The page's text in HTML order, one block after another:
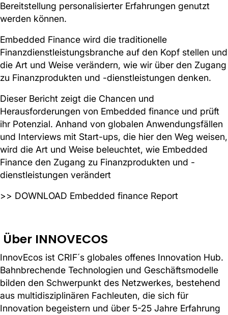
Bereitstellung personalisierter Erfahrungen genutzt
werden können.
Embedded Finance wird die traditionelle
Finanzdienstleistungsbranche auf den Kopf stellen und
die Art und Weise verändern, wie wir über den Zugang
zu Finanzprodukten und -dienstleistungen denken.
Dieser Bericht zeigt die Chancen und
Herausforderungen von Embedded finance und prüft
ihr Potenzial. Anhand von globalen Anwendungsfällen
und Interviews mit Start-ups, die hier den Weg weisen,
wird die Art und Weise beleuchtet, wie Embedded
Finance den Zugang zu Finanzprodukten und -
dienstleistungen verändert
>> DOWNLOAD Embedded finance Report
Über INNOVECOS
InnovEcos ist CRIF´s globales offenes Innovation Hub.
Bahnbrechende Technologien und Geschäftsmodelle
bilden den Schwerpunkt des Netzwerkes, bestehend
aus multidisziplinären Fachleuten, die sich für
Innovation begeistern und über 5-25 Jahre Erfahrung